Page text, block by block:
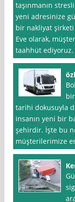
taşınmanın
yeni adresinize
bir nakliyat şirketi
Eve olarak,
taahhüt ediyoruz.
tarihi dokusuyla
insanın yeni bir
şehirdir. İşte bu
müşterilerimize